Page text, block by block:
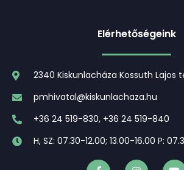
Elérhetőségeink
2340 Kiskunlacháza Kossuth Lajos
pmhivatal@kiskunlachaza.hu
+36 24 519-830, +36 24 519-840
H, SZ: 07.30-12.00; 13.00-16.00 P: